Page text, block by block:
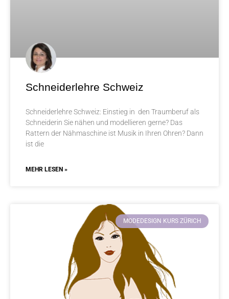
Schneiderlehre Schweiz
Schneiderlehre Schweiz: Einstieg in den Traumberuf als
Schneiderin Sie nähen und modellieren gerne? Das
Rattern der Nähmaschine ist Musik in Ihren Ohren? Dann
ist die
MEHR LESEN »
MODEDESIGN KURS ZÜRICH